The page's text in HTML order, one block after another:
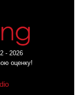
- 2026
оценку!